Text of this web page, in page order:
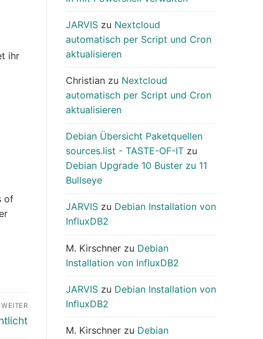
ihr
of
WEITER
JARVIS zu Nextcloud
automatisch per Script und Cron
aktualisieren
Christian zu Nextcloud
automatisch per Script und Cron
aktualisieren
Debian Übersicht Paketquellen
sources.list - TASTE-OF-IT zu
Debian Upgrade 10 Buster zu 11
Bullseye
JARVIS zu Debian Installation von
InfluxDB2
M. Kirschner zu Debian
Installation von InfluxDB2
JARVIS zu Debian Installation von
InfluxDB2
M. Kirschner zu Debian